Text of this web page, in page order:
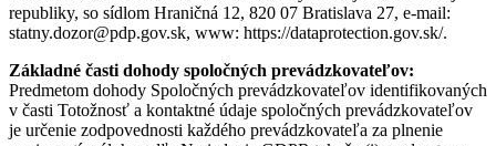
republiky, so sídlom Hraničná 12, 820 07 Bratislava 27, e-mail:
statny.dozor@pdp.gov.sk, www: https://dataprotection.gov.sk/.
Základné časti dohody spoločných prevádzkovateľov:
Predmetom dohody Spoločných prevádzkovateľov identifikovaných
v časti Totožnosť a kontaktné údaje spoločných prevádzkovateľov
je určenie zodpovednosti každého prevádzkovateľa za plnenie